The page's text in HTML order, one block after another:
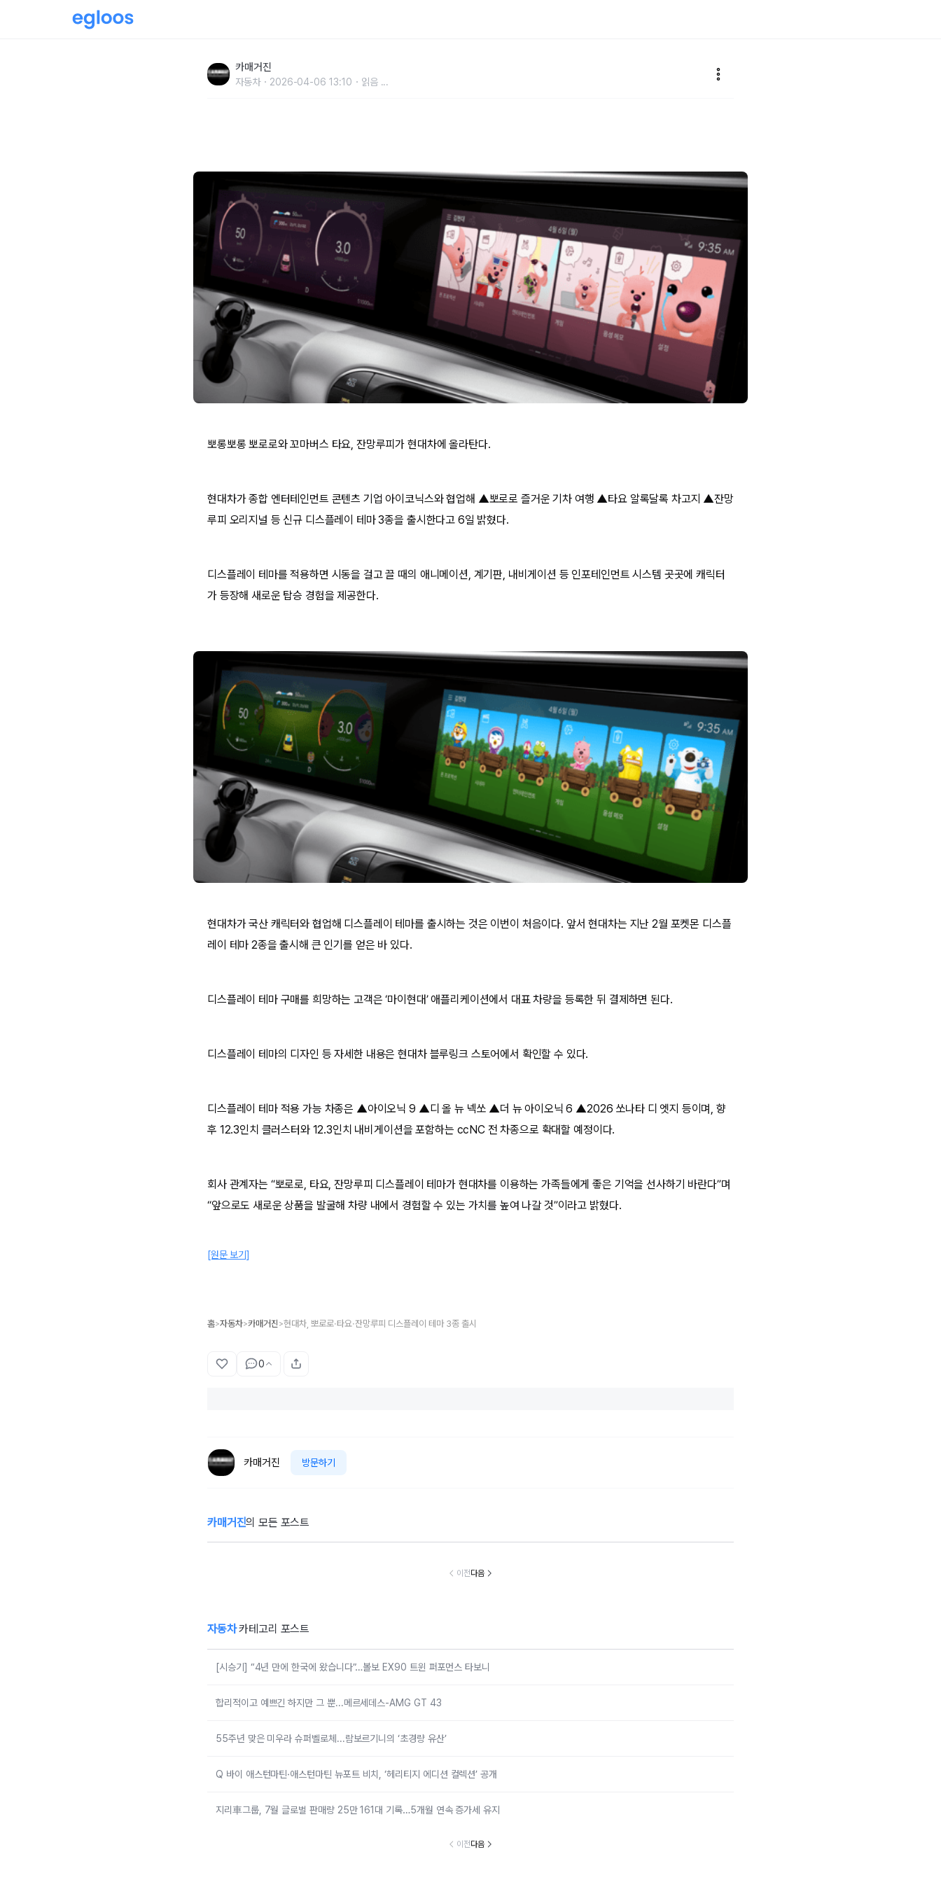
카매거진
자동차 2026-04-06 13:10 읽음 ...
뽀롱뽀롱 뽀로로와 꼬마버스 타요, 잔망루피가 현대차에 올라탄다.
현대차가 종합 엔터테인먼트 콘텐츠 기업 아이코닉스와 협업해 ▲뽀로로 즐거운 기차 여행 ▲타요 알록달록 차고지 ▲잔망
루피 오리지널 등 신규 디스플레이 테마 3종을 출시한다고 6일 밝혔다.
디스플레이 테마를 적용하면 시동을 걸고 끌 때의 애니메이션, 계기판, 내비게이션 등 인포테인먼트 시스템 곳곳에 캐릭터
가 등장해 새로운 탑승 경험을 제공한다.
현대차가 국산 캐릭터와 협업해 디스플레이 테마를 출시하는 것은 이번이 처음이다. 앞서 현대차는 지난 2월 포켓몬 디스플
레이 테마 2종을 출시해 큰 인기를 얻은 바 있다.
디스플레이 테마 구매를 희망하는 고객은 ‘마이현대’ 애플리케이션에서 대표 차량을 등록한 뒤 결제하면 된다.
디스플레이 테마의 디자인 등 자세한 내용은 현대차 블루링크 스토어에서 확인할 수 있다.
디스플레이 테마 적용 가능 차종은 ▲아이오닉 9 ▲디 올 뉴 넥쏘 ▲더 뉴 아이오닉 6 ▲2026 쏘나타 디 엣지 등이며, 향
후 12.3인치 클러스터와 12.3인치 내비게이션을 포함하는 ccNC 전 차종으로 확대할 예정이다.
회사 관계자는 “뽀로로, 타요, 잔망루피 디스플레이 테마가 현대차를 이용하는 가족들에게 좋은 기억을 선사하기 바란다”며
“앞으로도 새로운 상품을 발굴해 차량 내에서 경험할 수 있는 가치를 높여 나갈 것”이라고 밝혔다.
[원문 보기]
홈>자동차>카매거진 >현대차, 뽀로로·타요·잔망루피 디스플레이 테마 3종 출시
0
카매거진 방문하기
카매거진의 모든 포스트
[시승기] “4년 만
합리적이고 예쁘
55주년 맞은 미우
람보르기니의 ‘초
Q 바이 애스턴마
포트 비치, ‘헤리
지리車그룹, 7월
리본카, ‘팔월이
이전다음
자동차카테고리 포스트
[시승기] “4년 만에 한국에 왔습니다”…볼보 EX90 트윈 퍼포먼스 타보니
합리적이고 예쁘긴 하지만 그 뿐...메르세데스-AMG GT 43
55주년 맞은 미우라 슈퍼벨로체...람보르기니의 ‘초경량 유산’
Q 바이 애스턴마틴·애스턴마틴 뉴포트 비치, ‘헤리티지 에디션 컬렉션’ 공개
지리車그룹, 7월 글로벌 판매량 25만 161대 기록…5개월 연속 증가세 유지
이전다음